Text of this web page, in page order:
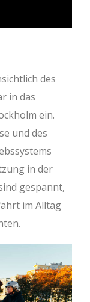
des
in das
ein.
und des
in der
gespannt,
im Alltag